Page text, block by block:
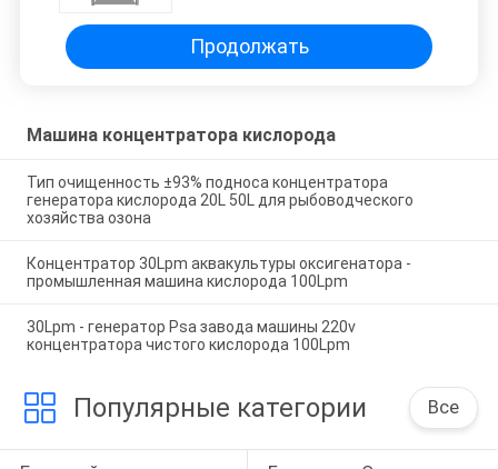
Продолжать
Машина концентратора кислорода
Тип очищенность ±93% подноса концентратора
генератора кислорода 20L 50L для рыбоводческого
хозяйства озона
Концентратор 30Lpm аквакультуры оксигенатора -
промышленная машина кислорода 100Lpm
30Lpm - генератор Psa завода машины 220v
концентратора чистого кислорода 100Lpm
Популярные категории Все